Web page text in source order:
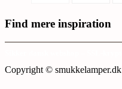
Find mere inspiration
Copyright © smukkelamper.dk